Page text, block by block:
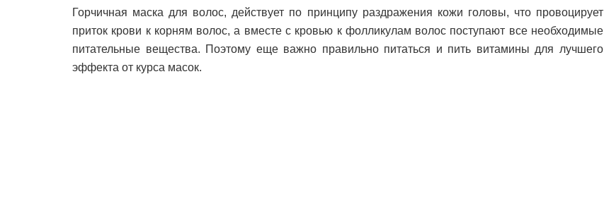
Горчичная маска для волос, действует по принципу раздражения кожи головы, что провоцирует
приток крови к корням волос, а вместе с кровью к фолликулам волос поступают все необходимые
питательные вещества. Поэтому еще важно правильно питаться и пить витамины для лучшего
эффекта от курса масок.